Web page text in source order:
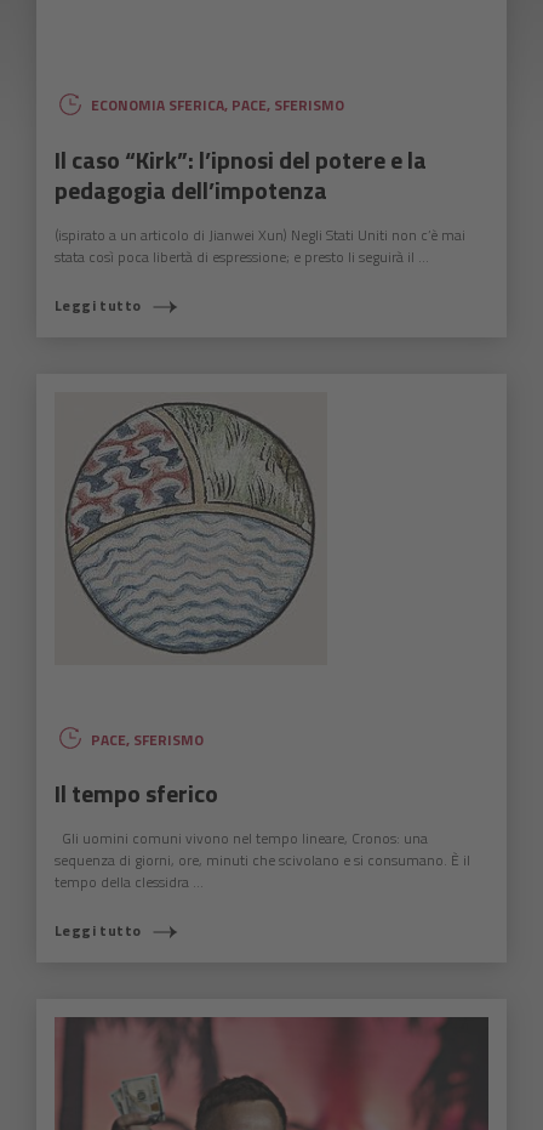
ECONOMIA SFERICA, PACE, SFERISMO
Il caso “Kirk”: l’ipnosi del potere e la
pedagogia dell’impotenza
(ispirato a un articolo di Jianwei Xun) Negli Stati Uniti non c’è mai
stata così poca libertà di espressione; e presto li seguirà il ...
Leggi tutto
PACE, SFERISMO
Il tempo sferico
Gli uomini comuni vivono nel tempo lineare, Cronos: una
sequenza di giorni, ore, minuti che scivolano e si consumano. È il
tempo della clessidra ...
Leggi tutto